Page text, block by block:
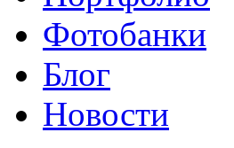
Фотобанки
Блог
Новости